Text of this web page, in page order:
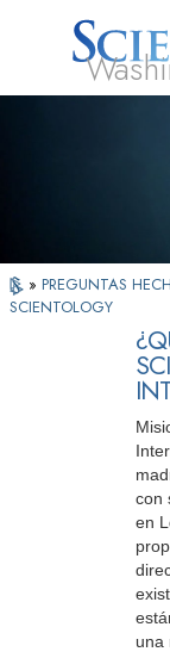
» PREGUNTAS
SCIENTOLOGY
con
en
una